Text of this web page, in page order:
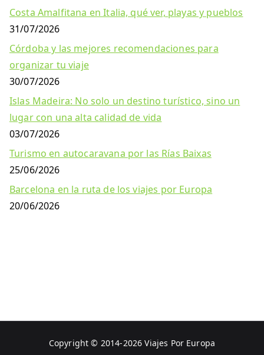
Costa Amalfitana en Italia, qué ver, playas y pueblos
31/07/2026
Córdoba y las mejores recomendaciones para
organizar tu viaje
30/07/2026
Islas Madeira: No solo un destino turístico, sino un
lugar con una alta calidad de vida
03/07/2026
Turismo en autocaravana por las Rías Baixas
25/06/2026
Barcelona en la ruta de los viajes por Europa
20/06/2026
Copyright © 2014-2026Viajes Por Europa